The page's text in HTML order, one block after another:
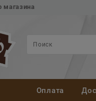
магазина
Оплата